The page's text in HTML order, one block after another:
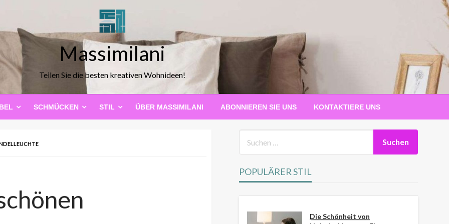
Massimilani
Teilen Sie die besten kreativen Wohnideen!
SCHMÜCKEN STIL ÜBER MASSIMILANI ABONNIEREN SIE UNS KONTAKTIERE UNS
POPULÄRER STIL
Die Schönheit von